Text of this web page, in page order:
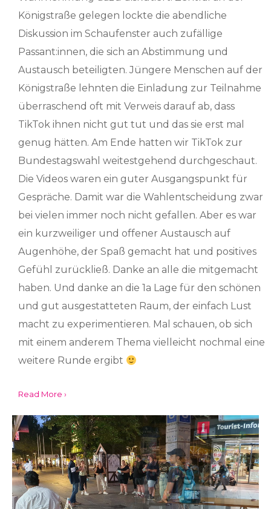
Königstraße gelegen lockte die abendliche
Diskussion im Schaufenster auch zufällige
Passant:innen, die sich an Abstimmung und
Austausch beteiligten. Jüngere Menschen auf der
Königstraße lehnten die Einladung zur Teilnahme
überraschend oft mit Verweis darauf ab, dass
TikTok ihnen nicht gut tut und das sie erst mal
genug hätten. Am Ende hatten wir TikTok zur
Bundestagswahl weitestgehend durchgeschaut.
Die Videos waren ein guter Ausgangspunkt für
Gespräche. Damit war die Wahlentscheidung zwar
bei vielen immer noch nicht gefallen. Aber es war
ein kurzweiliger und offener Austausch auf
Augenhöhe, der Spaß gemacht hat und positives
Gefühl zurückließ. Danke an alle die mitgemacht
haben. Und danke an die 1a Lage für den schönen
und gut ausgestatteten Raum, der einfach Lust
macht zu experimentieren. Mal schauen, ob sich
mit einem anderem Thema vielleicht nochmal eine
weitere Runde ergibt
Read More ›